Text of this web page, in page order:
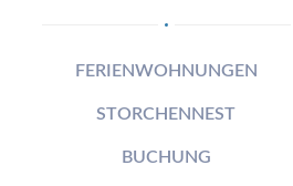
FERIENWOHNUNGEN
STORCHENNEST
BUCHUNG